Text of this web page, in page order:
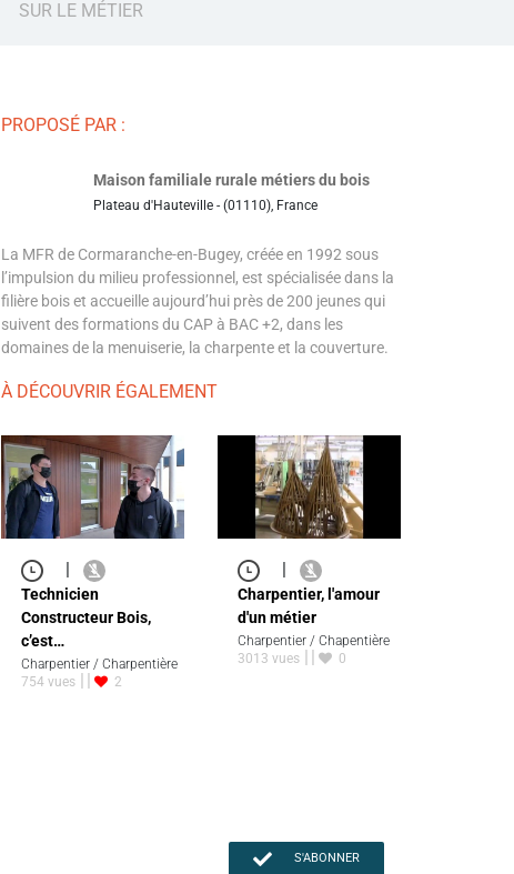
SUR LE MÉTIER
PROPOSÉ PAR :
Maison familiale rurale métiers du bois
Plateau d'Hauteville - (01110), France
La MFR de Cormaranche-en-Bugey, créée en 1992 sous
l’impulsion du milieu professionnel, est spécialisée dans la
filière bois et accueille aujourd’hui près de 200 jeunes qui
suivent des formations du CAP à BAC +2, dans les
domaines de la menuiserie, la charpente et la couverture.
À DÉCOUVRIR ÉGALEMENT
Technicien
Constructeur Bois,
c’est…
Charpentier / Charpentière
754 vues
2
Charpentier, l'amour
d'un métier
Charpentier / Chapentière
3013 vues
0
S'ABONNER